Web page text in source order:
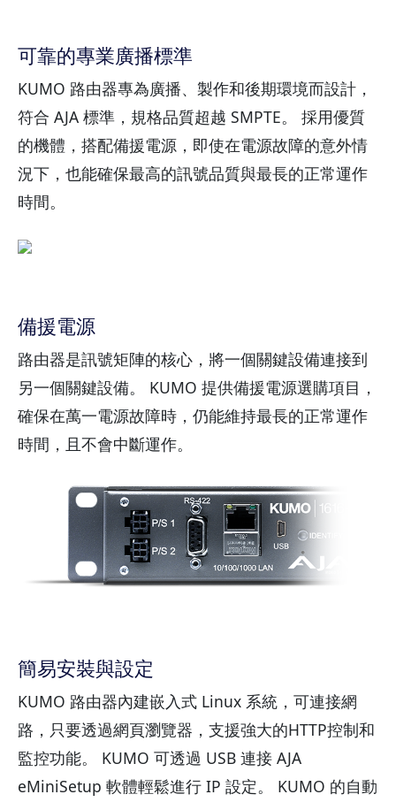
可靠的專業廣播標準
KUMO 路由器專為廣播、製作和後期環境而設計，
符合 AJA 標準，規格品質超越 SMPTE。 採用優質
的機體，搭配備援電源，即使在電源故障的意外情
況下，也能確保最高的訊號品質與最長的正常運作
時間。
備援電源
路由器是訊號矩陣的核心，將一個關鍵設備連接到
另一個關鍵設備。 KUMO 提供備援電源選購項目，
確保在萬一電源故障時，仍能維持最長的正常運作
時間，且不會中斷運作。
簡易安裝與設定
KUMO 路由器內建嵌入式 Linux 系統，可連接網
路，只要透過網頁瀏覽器，支援強大的HTTP控制和
監控功能。 KUMO 可透過 USB 連接 AJA
eMiniSetup 軟體輕鬆進行 IP 設定。 KUMO 的自動